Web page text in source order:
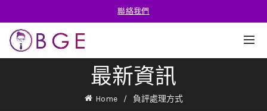
聯絡我們
最新資訊
Home 負評處理方式